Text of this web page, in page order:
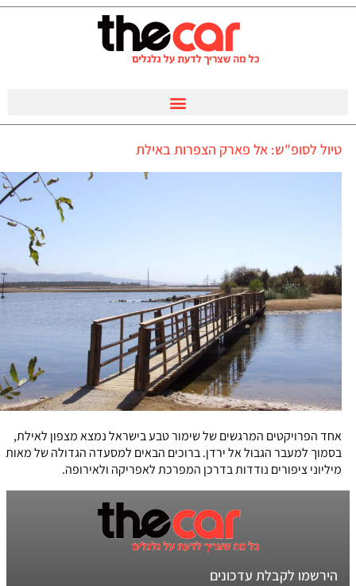
טיול לסופ"ש: אל פארק הצפרות באילת
אחד הפרויקטים המרגשים של שימור טבע בישראל נמצא מצפון לאילת,
בסמוך למעבר הגבול אל ירדן. ברוכים הבאים למסעדה הגדולה של מאות
מיליוני ציפורים נודדות בדרכן המפרכת לאפריקה ולאירופה.
הירשמו לקבלת עדכונים